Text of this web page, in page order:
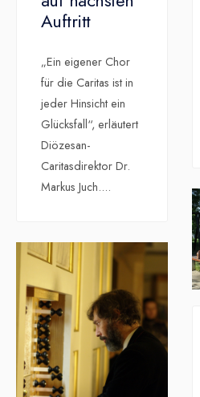
Auftritt
„Ein eigener Chor
für die Caritas ist in
jeder Hinsicht ein
Glücksfall“, erläutert
Diözesan-
Caritasdirektor Dr.
Markus Juch....